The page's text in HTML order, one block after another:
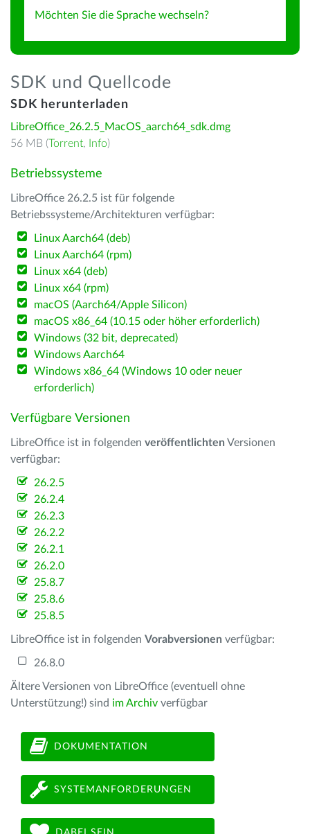
Möchten Sie die Sprache wechseln?
SDK und Quellcode
SDK herunterladen
LibreOffice_26.2.5_MacOS_aarch64_sdk.dmg
56 MB (Torrent, Info)
Betriebssysteme
LibreOffice 26.2.5 ist für folgende
Betriebssysteme/Architekturen verfügbar:
Linux Aarch64 (deb)
Linux Aarch64 (rpm)
Linux x64 (deb)
Linux x64 (rpm)
macOS (Aarch64/Apple Silicon)
macOS x86_64 (10.15 oder höher erforderlich)
Windows (32 bit, deprecated)
Windows Aarch64
Windows x86_64 (Windows 10 oder neuer
erforderlich)
Verfügbare Versionen
LibreOffice ist in folgenden veröffentlichten Versionen
verfügbar:
26.2.5
26.2.4
26.2.3
26.2.2
26.2.1
26.2.0
25.8.7
25.8.6
25.8.5
LibreOffice ist in folgenden Vorabversionen verfügbar:
26.8.0
Ältere Versionen von LibreOffice (eventuell ohne
Unterstützung!) sind im Archiv verfügbar
DOKUMENTATION
SYSTEMANFORDERUNGEN